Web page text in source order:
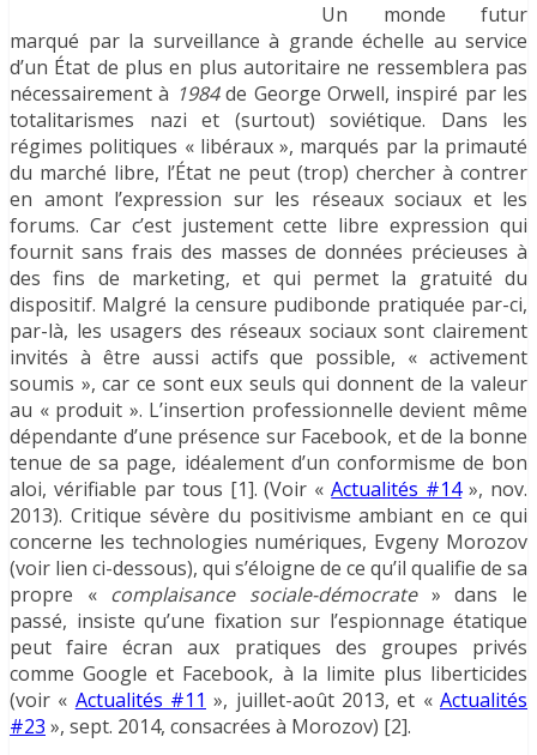
Un monde futur
marqué par la surveillance à grande échelle au service
d’un État de plus en plus autoritaire ne ressemblera pas
nécessairement à 1984de George Orwell, inspiré par les
totalitarismes nazi et (surtout) soviétique. Dans les
régimes politiques « libéraux », marqués par la primauté
du marché libre, l’État ne peut (trop) chercher à contrer
en amont l’expression sur les réseaux sociaux et les
forums. Car c’est justement cette libre expression qui
fournit sans frais des masses de données précieuses à
des fins de marketing, et qui permet la gratuité du
dispositif. Malgré la censure pudibonde pratiquée par-ci,
par-là, les usagers des réseaux sociaux sont clairement
invités à être aussi actifs que possible, « activement
soumis », car ce sont eux seuls qui donnent de la valeur
au « produit ». L’insertion professionnelle devient même
dépendante d’une présence sur Facebook, et de la bonne
tenue de sa page, idéalement d’un conformisme de bon
aloi, vérifiable par tous [1]. (Voir «Actualités #14», nov.
2013). Critique sévère du positivisme ambiant en ce qui
concerne les technologies numériques, Evgeny Morozov
(voir lien ci-dessous), qui s’éloigne de ce qu’il qualifie de sa
propre « complaisance sociale-démocrate » dans le
passé, insiste qu’une fixation sur l’espionnage étatique
peut faire écran aux pratiques des groupes privés
comme Google et Facebook, à la limite plus liberticides
(voir « Actualités #11 », juillet-août 2013, et «Actualités
#23 », sept. 2014, consacrées à Morozov) [2].